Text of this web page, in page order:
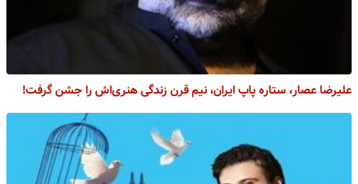
علیرضا عصار، ستاره پاپ ایران، نیم قرن زندگی هنری‌اش را جشن گرفت!​